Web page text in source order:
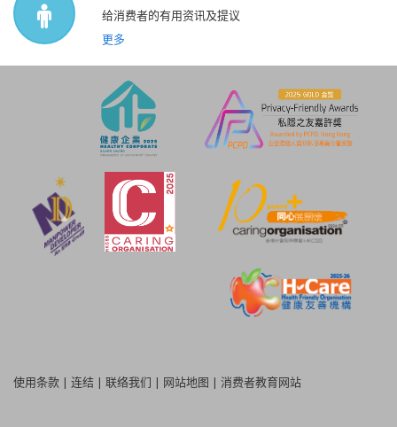
给消费者的有用资讯及提议
更多
使用条款 | 连结 | 联络我们 | 网站地图 | 消费者教育网站